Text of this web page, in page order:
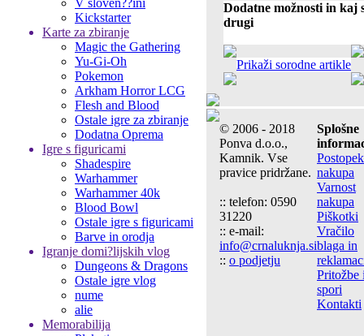
V sloven??ini
Kickstarter
Karte za zbiranje
Magic the Gathering
Yu-Gi-Oh
Pokemon
Arkham Horror LCG
Flesh and Blood
Ostale igre za zbiranje
Dodatna Oprema
Igre s figuricami
Shadespire
Warhammer
Warhammer 40k
Blood Bowl
Ostale igre s figuricami
Barve in orodja
Igranje domi?lijskih vlog
Dungeons & Dragons
Ostale igre vlog
nume
alie
Memorabilija
Dodatne možnosti in kaj
drugi
Prikaži sorodne artikle
© 2006 - 2018
Ponva d.o.o.,
Kamnik. Vse
pravice pridržane.
:: telefon: 0590
31220
:: e-mail:
info@crnaluknja.si
:: o podjetju
Splošne
Postopek
nakupa
Varnost
nakupa
Piškotki
Vračilo
blaga in
Pritožbe
spori
Kontakti